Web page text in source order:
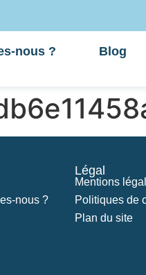
nous ? Blog
nous ?
Légal
Mentions
Politiques de
Plan du site